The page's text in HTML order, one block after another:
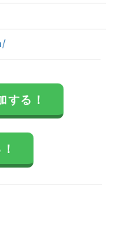
する！